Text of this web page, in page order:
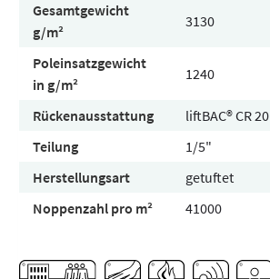
Gesamtgewicht
g/m²
3130
Poleinsatzgewicht
in g/m²
1240
Rückenausstattung
liftBAC® CR 20
Teilung
1/5"
Herstellungsart
getuftet
Noppenzahl pro m²
41000